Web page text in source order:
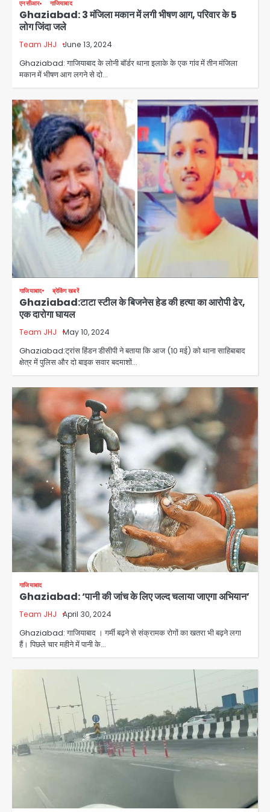
एनसीआर गाजियाबाद
Ghaziabad: 3 मंजिला मकान में लगी भीषण आग, परिवार के 5
लोग जिंदा जले
Team JHJ June 13, 2024
Ghaziabad: गाजियाबाद के लोनी बॉर्डर थाना इलाके के एक गांव में तीन मंजिला
मकान में भीषण आग लगने से दो…
गाजियाबाद ब्रेकिंग खबरें
Ghaziabad:टाटा स्टील के बिजनेस हेड की हत्या का आरोपी ढेर,
एक दारोगा घायल
Team JHJ May 10, 2024
Ghaziabad:ट्रांस हिंडन डीसीपी ने बताया कि आज (10 मई) को थाना साहिबाबाद
क्षेत्र में पुलिस और दो बाइक सवार बदमाशों…
गाजियाबाद
Ghaziabad: ‘पानी की जांच के लिए जल्द चलाया जाएगा अभियान’
Team JHJ April 30, 2024
Ghaziabad: गाजियाबाद । गर्मी बढ़ने से संक्रामक रोगों का खतरा भी बढ़ने लगा
हैं। पिछले चार महीने में पानी के…